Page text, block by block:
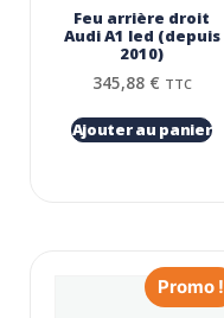
Feu arrière droit
Audi A1 led (depuis
2010)
345,88 € TTC
Ajouter au panier
Promo !